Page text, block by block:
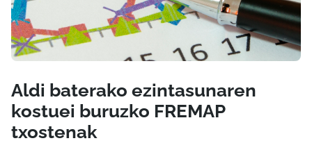
Aldi baterako ezintasunaren
kostuei buruzko FREMAP
txostenak